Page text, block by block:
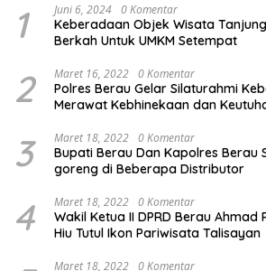
1 Juni 6, 2024 0 Komentar
Keberadaan Objek Wisata
Berkah Untuk UMKM Setempat
2 Maret 16, 2022 0 Komentar
Polres Berau Gelar Silaturahmi
Merawat Kebhinekaan dan
3 Maret 18, 2022 0 Komentar
Bupati Berau Dan Kapolres Berau
goreng di Beberapa Distributor
4 Maret 18, 2022 0 Komentar
Wakil Ketua II DPRD Berau Ahmad
Hiu Tutul Ikon Pariwisata Talisayan
Maret 18, 2022 0 Komentar